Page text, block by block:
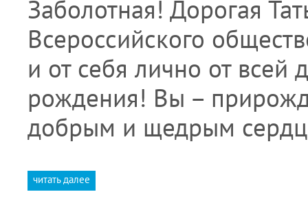
Заболотная! Дорогая
Всероссийского
и от себя лично от
рождения! Вы –
добрым и щедрым
читать далее